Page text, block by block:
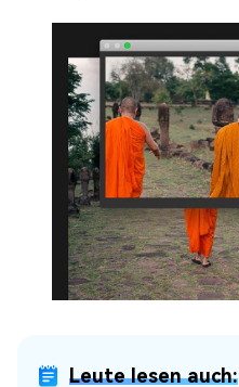
Leute lesen auch: